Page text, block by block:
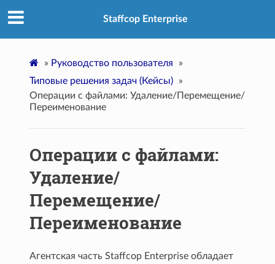
Staffcop Enterprise
» Руководство пользователя
»
Типовые решения задач (Кейсы)
»
Операции с файлами: Удаление/Перемещение/
Переименование
Операции с файлами:
Удаление/
Перемещение/
Переименование
Агентская часть Staffcop Enterprise обладает